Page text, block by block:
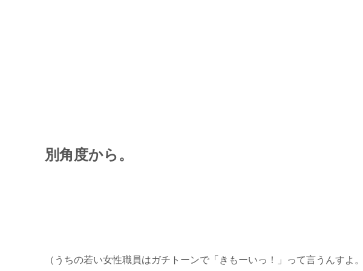
別角度から。
（うちの若い女性職員はガチトーンで「きもーいっ！」って言うんすよ